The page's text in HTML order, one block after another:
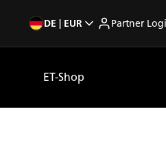
DE | EUR Partner
ET-Shop